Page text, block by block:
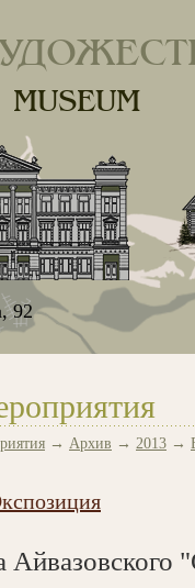
92
→ Архив → 2013 →
Айвазовского